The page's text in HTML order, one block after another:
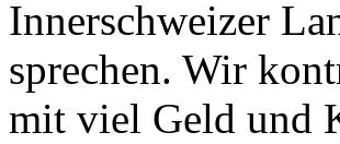
Innerschweizer
sprechen. Wir
mit viel Geld und